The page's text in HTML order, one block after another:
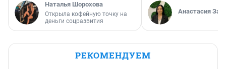
Наталья Шорохова
Открыла кофейную точку на
деньги соцразвития
Анастасия
РЕКОМЕНДУЕМ